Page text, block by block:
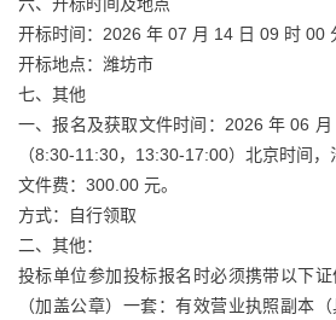
开标时间：2026 年 07 月 14 日 09 时 00
开标地点：潍坊市
七、其他
一、报名及获取文件时间：2026 年 06
（8:30-11:30，13:30-17:00）北京时间，
文件费：300.00 元。
方式：自行领取
二、其他：
投标单位参加投标报名时必须携带以下
（加盖公章）一套：有效营业执照副本